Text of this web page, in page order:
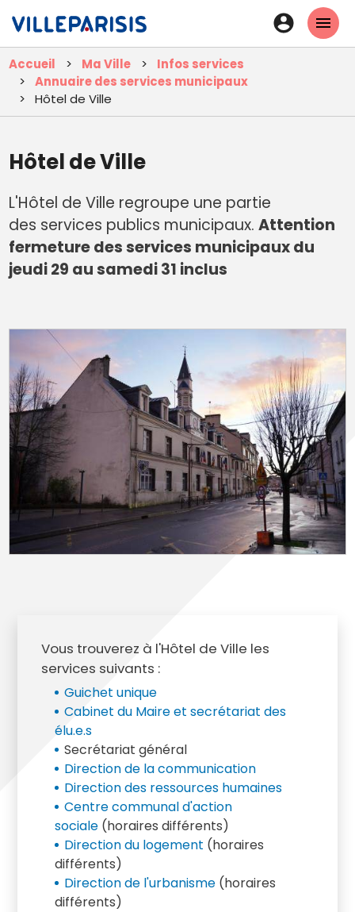
contenu
principal
En-
tête
Accueil Ma Ville
Infos services
Annuaire des services municipaux
Hôtel de Ville
Hôtel de Ville
L'Hôtel de Ville regroupe une partie
des services publics municipaux.Attention
fermeture des services municipaux du
jeudi 29 au samedi 31 inclus
Vous trouverez à l'Hôtel de Ville les
services suivants :
Guichet unique
Cabinet du Maire et secrétariat des
élu.e.s
Secrétariat général
Direction de la communication
Direction des ressources humaines
Centre communal d'action
sociale(horaires différents)
Direction du logement (horaires
différents)
Direction de l'urbanisme(horaires
différents)